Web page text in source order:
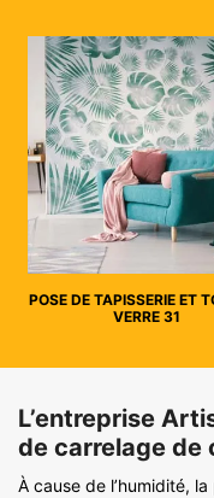
POSE DE TAPISSERIE ET
VERRE 31
L’entreprise
de carrelage de
À cause de l’humidité,